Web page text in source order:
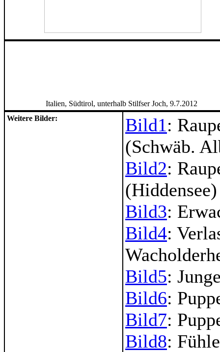
Italien, Südtirol, unterhalb Stilfser Joch, 9.7.2012
Weitere Bilder:
Bild1:
(Schwäb.
Bild2:
(Hiddensee)
Bild3:
Bild4:
Bild5:
Bild6:
Bild7:
Bild8: